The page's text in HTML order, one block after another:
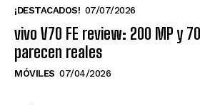
¡DESTACADOS! 07/07/2026
vivo V70 FE review: 200 MP y
parecen reales
MÓVILES 07/04/2026